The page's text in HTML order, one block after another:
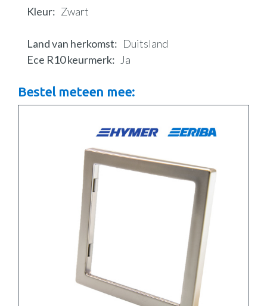
Kleur Zwart
Land van herkomst
Duitsland
Ece R10 keurmerk
Ja
Bestel meteen mee: